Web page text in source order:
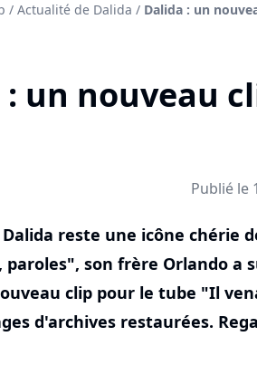
/ Actualité de Dalida / Dalida : un
: un nouveau
Publié le
reste une icône chérie
paroles", son frère Orlando a
clip pour le tube "Il
d'archives restaurées.